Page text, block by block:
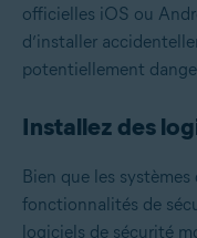
officielles iOS ou
d’installer
potentiellement
Installez des
Bien que les
fonctionnalités de
logiciels de sécurité